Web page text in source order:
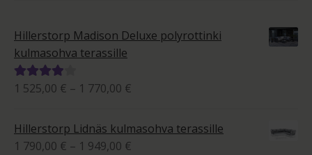
Hillerstorp Madison Deluxe polyrottinki
kulmasohva terassille
Arvostelu
4.00
1 525,00 € – 1 770,00 €
525,00 €
Hillerstorp Lidnäs kulmasohva terassille
1 790,00 € – 1 949,00 €